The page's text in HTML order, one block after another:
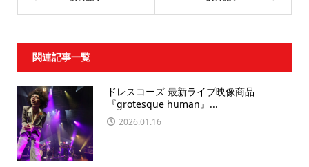
関連記事一覧
ドレスコーズ 最新ライブ映像商品
『grotesque human』...
2026.01.16